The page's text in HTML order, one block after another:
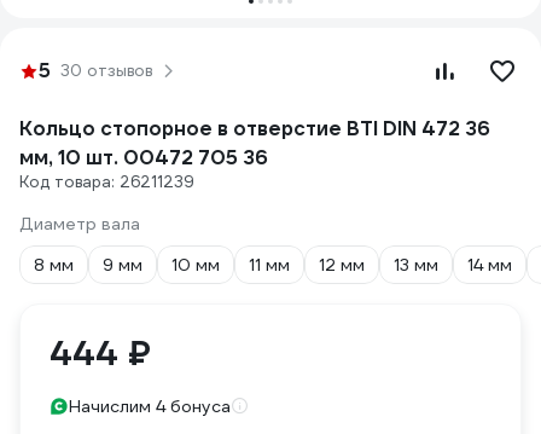
5 30 отзывов
Кольцо стопорное в отверстие BTI DIN 472 36
мм, 10 шт. 00472 705 36
Код товара: 26211239
Диаметр вала
8 мм
9 мм 10 мм 11 мм 12 мм 13 мм 14 мм
444 ₽
Начислим 4 бонуса